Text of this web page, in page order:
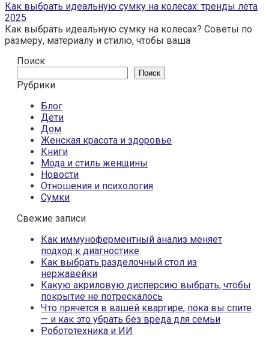
Как выбрать идеальную сумку на колесах: тренды лета
2025
Как выбрать идеальную сумку на колесах? Советы по
размеру, материалу и стилю, чтобы ваша
Поиск
Поиск
Рубрики
Блог
Дети
Дом
Женская красота и здоровье
Книги
Мода и стиль женщины
Новости
Отношения и психология
Сумки
Свежие записи
Как иммуноферментный анализ меняет
подход к диагностике
Как выбрать разделочный стол из
нержавейки
Какую акриловую дисперсию выбрать, чтобы
покрытие не потрескалось
Что прячется в вашей квартире, пока вы спите
— и как это убрать без вреда для семьи
Робототехника и ИИ